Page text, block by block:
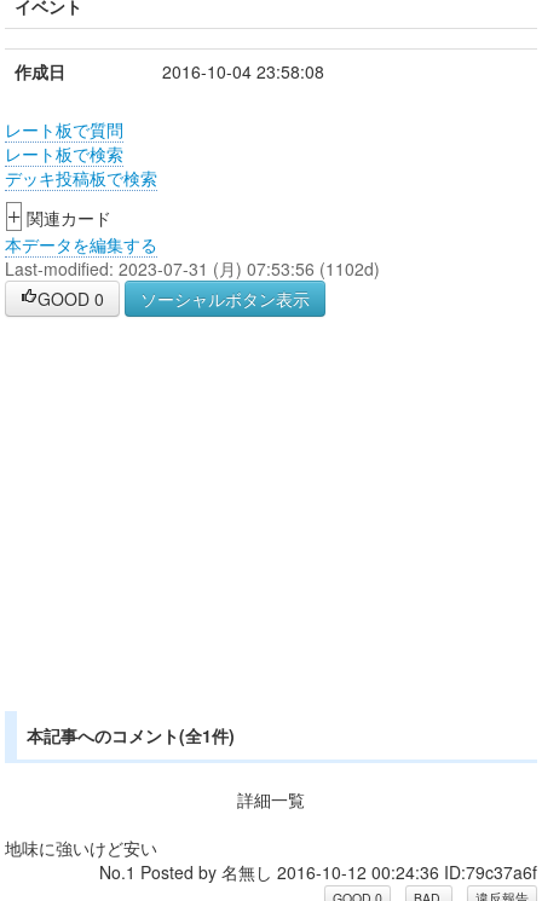
イベント
作成日 2016-10-04 23:58:08
レート板で質問
レート板で検索
デッキ投稿板で検索
+ 関連カード
本データを編集する
Last-modified: 2023-07-31 (月) 07:53:56 (1102d)
GOOD 0 ソーシャルボタン表示
本記事へのコメント(全1件)
詳細一覧
地味に強いけど安い
No.1 Posted by 名無し 2016-10-12 00:24:36 ID:79c37a6f